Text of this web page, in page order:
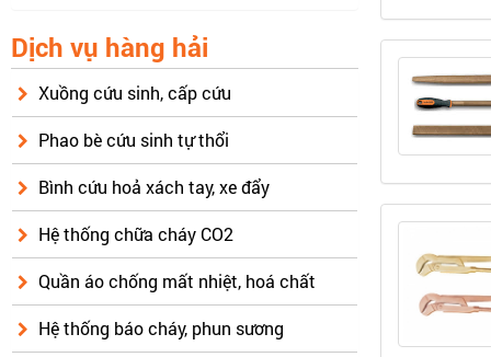
Dịch vụ hàng hải
Xuồng cứu sinh, cấp cứu
Phao bè cứu sinh tự thổi
Bình cứu hoả xách tay, xe đẩy
Hệ thống chữa cháy CO2
Quần áo chống mất nhiệt, hoá chất
Hệ thống báo cháy, phun sương